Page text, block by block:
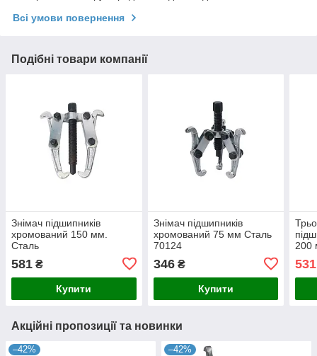
Всі умови повернення
Подібні товари компанії
Знімач підшипників
хромований 150 мм.
Сталь
581 ₴
Купити
Знімач підшипників
хромований 75 мм Сталь
70124
346₴
Купити
200
531
Акційні пропозиції та новинки
–42% –42%